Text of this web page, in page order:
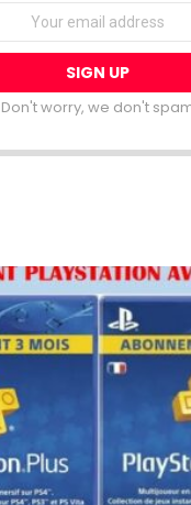
Don't worry, we don't